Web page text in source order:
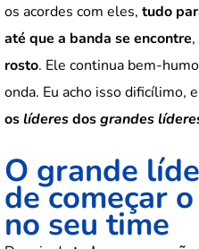
os acordes com eles, tudo
até que a banda se encontre
rosto. Ele continua bem-
onda. Eu acho isso dificílimo, e
oslíderesdosgrandes
O grande
de começar
no seu time